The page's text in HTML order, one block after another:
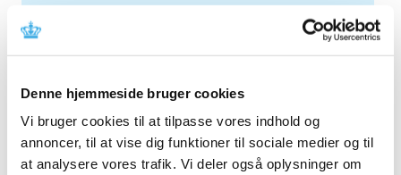
Denne hjemmeside bruger cookies
Vi bruger cookies til at tilpasse vores indhold og
annoncer, til at vise dig funktioner til sociale medier og til
at analysere vores trafik. Vi deler også oplysninger om
2017 (31)
2015 (30)
2014 (44)
2013 (44)
2012 (41)